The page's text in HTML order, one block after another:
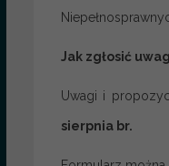
Jak zgłosić
Uwagi i
sierpnia br.